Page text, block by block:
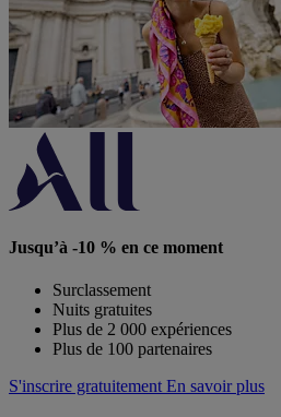
Jusqu’à -10 % en ce moment
Surclassement
Nuits gratuites
Plus de 2 000 expériences
Plus de 100 partenaires
S'inscrire gratuitement En savoir plus